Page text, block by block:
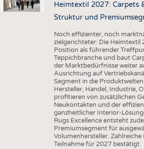
Heimtextil 2027: Carpets
Struktur und
Noch effizienter, noch
zielgerichteter: Die Heimtextil
Position als führender
Teppichbranche und baut
der Marktbedürfnisse weiter
Ausrichtung auf
Segment in die
Hersteller, Handel, Industrie,
profitieren von zusätzlichen
Neukontakten und der
ganzheitlicher Interior-
Rugs Excellence entsteht
Premiumsegment für
Volumenhersteller. Zahlreiche
Teilnahme für 2027 bestätigt.